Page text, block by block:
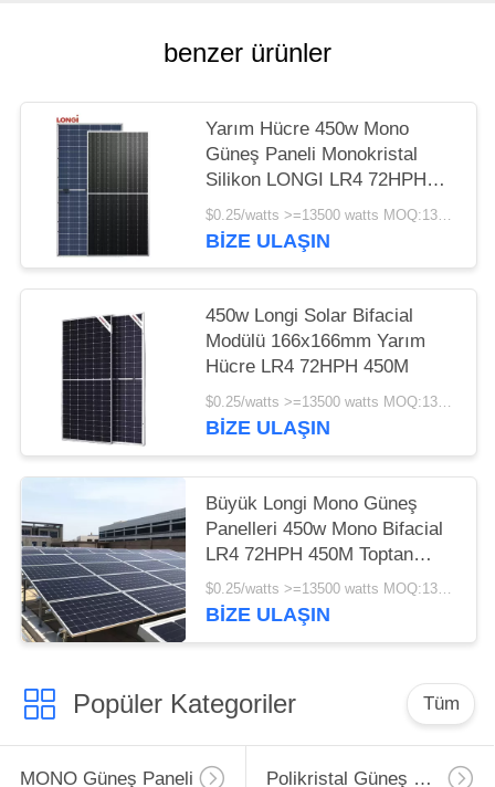
benzer ürünler
Yarım Hücre 450w Mono
Güneş Paneli Monokristal
Silikon LONGI LR4 72HPH
450M 25 Yıl Garanti
BIZE ULAŞIN
450w Longi Solar Bifacial
Modülü 166x166mm Yarım
Hücre LR4 72HPH 450M
$0.25/watts >=13500 watts MOQ:13500 watts
BIZE ULAŞIN
Büyük Longi Mono Güneş
Panelleri 450w Mono Bifacial
LR4 72HPH 450M Toptan
Satış
$0.25/watts >=13500 watts MOQ:13500 watt
BIZE ULAŞIN
Popüler Kategoriler Tüm
MONO Güneş Paneli Polikristal Güneş Paneli